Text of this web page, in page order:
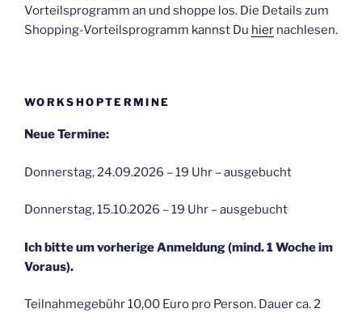
Vorteilsprogramm an und shoppe los. Die Details zum
Shopping-Vorteilsprogramm kannst Du hier nachlesen.
WORKSHOPTERMINE
Neue Termine:
Donnerstag, 24.09.2026 – 19 Uhr – ausgebucht
Donnerstag, 15.10.2026 – 19 Uhr – ausgebucht
Ich bitte um vorherige Anmeldung (mind. 1 Woche im
Voraus).
Teilnahmegebühr 10,00 Euro pro Person. Dauer ca. 2